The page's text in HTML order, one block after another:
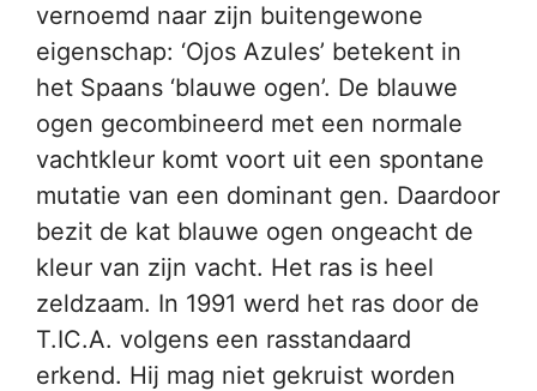
vernoemd naar zijn buitengewone
eigenschap: ‘Ojos Azules’ betekent in
het Spaans ‘blauwe ogen’. De blauwe
ogen gecombineerd met een normale
vachtkleur komt voort uit een spontane
mutatie van een dominant gen. Daardoor
bezit de kat blauwe ogen ongeacht de
kleur van zijn vacht. Het ras is heel
zeldzaam. In 1991 werd het ras door de
T.IC.A. volgens een rasstandaard
erkend. Hij mag niet gekruist worden